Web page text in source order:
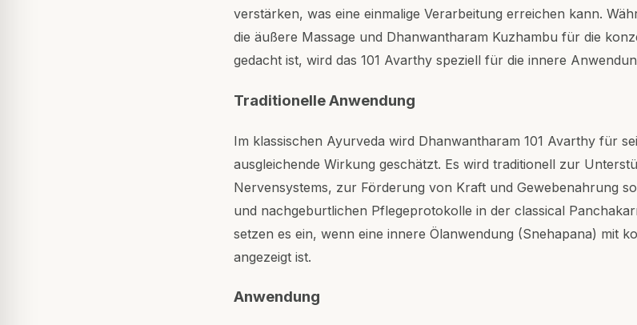
verstärken, was eine einmalige Verarbeitung erreichen kann.
die äußere Massage und Dhanwantharam Kuzhambu für die
gedacht ist, wird das 101 Avarthy speziell für die innere
Traditionelle Anwendung
Im klassischen Ayurveda wird Dhanwantharam 101 Avarthy für
ausgleichende Wirkung geschätzt. Es wird traditionell zur
Nervensystems, zur Förderung von Kraft und Gewebenahrung
und nachgeburtlichen Pflegeprotokolle in der classical
setzen es ein, wenn eine innere Ölanwendung (Snehapana) mit
angezeigt ist.
Anwendung